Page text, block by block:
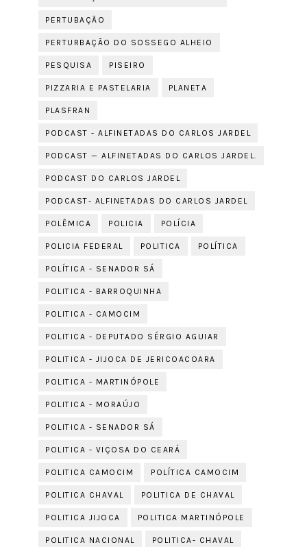
PERTUBAÇÃO
PERTURBAÇÃO DO SOSSEGO ALHEIO
PESQUISA PISEIRO
PIZZARIA E PASTELARIA PLANETA
PLASFRAN
PODCAST - ALFINETADAS DO CARLOS JARDEL
PODCAST — ALFINETADAS DO CARLOS JARDEL.
PODCAST DO CARLOS JARDEL
PODCAST- ALFINETADAS DO CARLOS JARDEL
POLÊMICA POLICIA POLÍCIA
POLICIA FEDERAL POLITICA POLÍTICA
POLÍTICA - SENADOR SÁ
POLITICA - BARROQUINHA
POLITICA - CAMOCIM
POLITICA - DEPUTADO SÉRGIO AGUIAR
POLITICA - JIJOCA DE JERICOACOARA
POLITICA - MARTINÓPOLE
POLITICA - MORAÚJO
POLITICA - SENADOR SÁ
POLITICA - VIÇOSA DO CEARÁ
POLITICA CAMOCIM POLÍTICA CAMOCIM
POLITICA CHAVAL POLITICA DE CHAVAL
POLITICA JIJOCA POLITICA MARTINÓPOLE
POLITICA NACIONAL POLITICA- CHAVAL